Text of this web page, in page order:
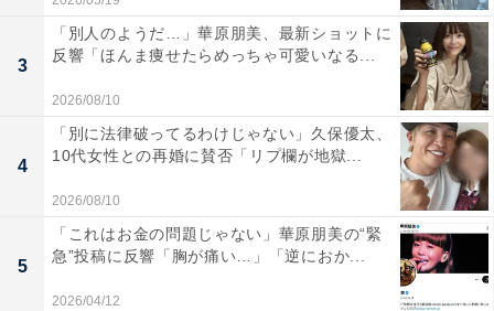
3
「別人のようだ…」華原朋美、最新ショットに
反響「ほんま痩せたらめっちゃ可愛いなる...
2026/08/10
4
「別に法律破ってるわけじゃない」久保優太、
10代女性との再婚に賛否「リプ欄が地獄...
2026/08/10
5
「これはお金の問題じゃない」華原朋美の“緊
急”投稿に反響「胸が痛い…」「逆におか...
2026/04/12